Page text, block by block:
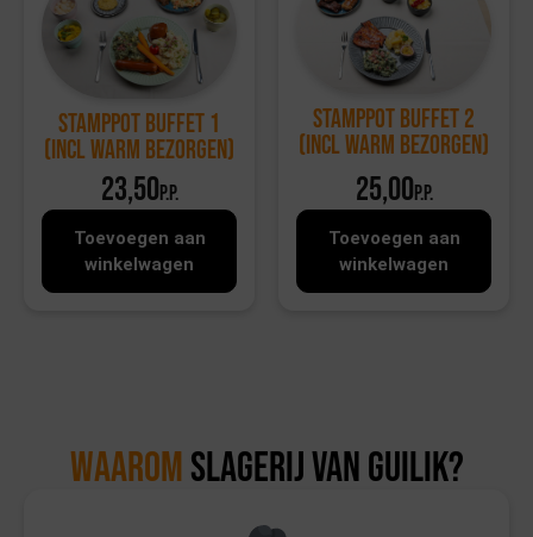
Stamppot Buffet 1
(incl warm bezorgen)
23,50p.p.
Toevoegen aan
winkelwagen
Stamppot Buffet 2
(incl warm bezorgen)
25,00p.p.
Toevoegen aan
winkelwagen
WaaromSlagerij van Guilik?